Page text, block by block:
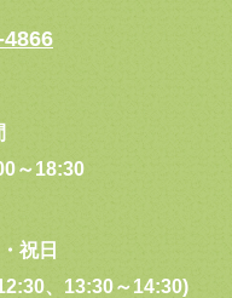
～18:30
祝日
、13:30～14:30)